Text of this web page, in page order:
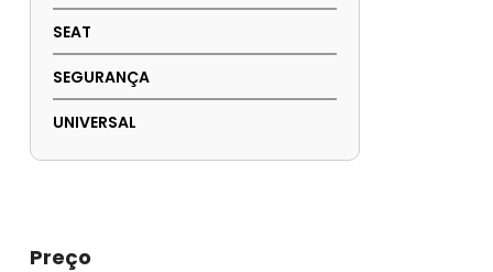
SEAT
SEGURANÇA
UNIVERSAL
Preço